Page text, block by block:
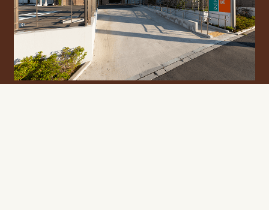
きませんのでご了承お願いします。 予約時の持ち物をご持参
し直接受付までお声かけ下さい。 〈予約受付時間〉 平日
9：30～15：00まで 土曜9：30～11：00まで 【人間ドッ
ク】 当院では人間ドックの眼底検査はありません。 対象者：
川口市国民健康保険にご加入の方 30～64歳のかた 費用
9.900円 65歳以上 費用 6.600円 予約時の持ち物：診察券・
保険証・受診券・がん検診の受診券（ハガキ） ※30～39歳ま